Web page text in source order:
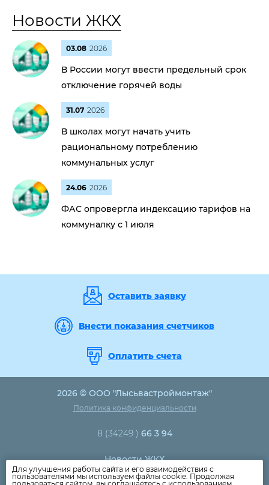
Новости ЖКХ
03.08 2026
В России могут ввести предельный срок
отключение горячей воды
31.07 2026
В школах могут начать учить
рациональному потреблению
коммунальных услуг
24.06 2026
ФАС опровергла индексацию тарифов на
коммуналку с 1 июля
Оставить заявку
Внести показания счетчиков
Оплатить счета
2026 © ООО "Лысьвастроймонтаж"
Политика конфиденциальности
8 (34249 ) 66 3 94
Новости ЖКХ
Новости компании
Для улучшения работы сайта и его взаимодействия с
пользователями мы используем файлы cookie. Продолжая